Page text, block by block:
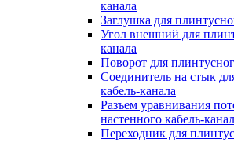
канала
Заглушка для
Угол внешний для
канала
Поворот для
Соединитель на стык
кабель-канала
Разъем уравнивания
настенного кабель-
Переходник для